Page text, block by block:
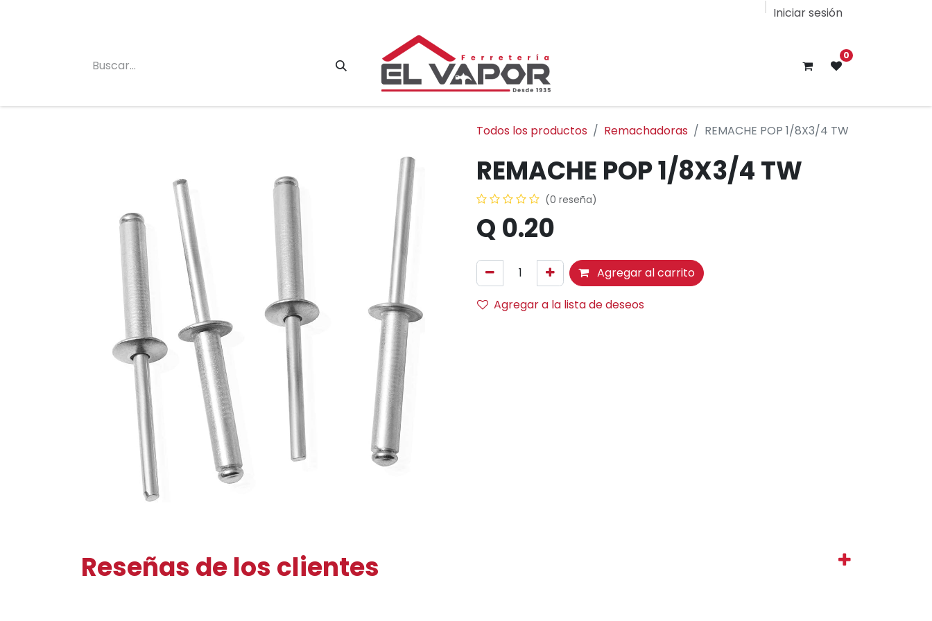
Iniciar sesión
0
Todos los productos Remachadoras REMACHE POP 1/8X3/4 TW
REMACHE POP 1/8X3/4 TW
(0 reseña)
Q 0.20
Agregar al carrito
Agregar a la lista de deseos
Reseñas de los clientes